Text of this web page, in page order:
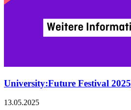
University:Future Festival 2025
13.05.2025